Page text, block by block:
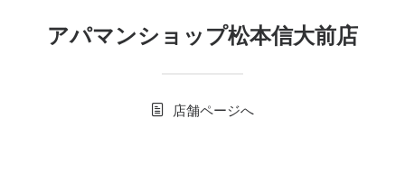
アパマンショップ松本信大前店
店舗ページへ